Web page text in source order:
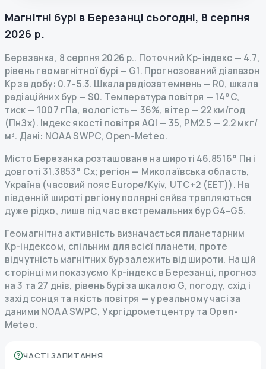
Магнітні бурі в Березанці сьогодні, 8 серпня
2026 р.
Березанка, 8 серпня 2026 р.. Поточний Kp-індекс — 4.7,
рівень геомагнітної бурі — G1. Прогнозований діапазон
Kp за добу: 0.7–5.3. Шкала радіозатемнень — R0, шкала
радіаційних бур — S0. Температура повітря — 14°C,
тиск — 1007 гПа, вологість — 36%, вітер — 22 км/год
(ПнЗх). Індекс якості повітря AQI — 35, PM2.5 — 2.2 мкг/
м³. Дані: NOAA SWPC, Open-Meteo.
Місто Березанка розташоване на широті 46.8516° Пн і
довготі 31.3853° Сх; регіон — Миколаївська область,
Україна (часовий пояс Europe/Kyiv, UTC+2 (EET)). На
південній широті регіону полярні сяйва трапляються
дуже рідко, лише під час екстремальних бур G4–G5.
Геомагнітна активність визначається планетарним
Kp-індексом, спільним для всієї планети, проте
відчутність магнітних бур залежить від широти. На цій
сторінці ми показуємо Kp-індекс в Березанці, прогноз
на 3 та 27 днів, рівень бурі за шкалою G, погоду, схід і
захід сонця та якість повітря — у реальному часі за
даними NOAA SWPC, Укргідрометцентру та Open-
Meteo.
ЧАСТІ ЗАПИТАННЯ